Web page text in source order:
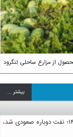
از مزارع ساحلی لنگرود
بيشتر ...
پیش بینی قیمت طلا، سکه و دلار جمعه ۱۶ مرداد ۱۴۰۵؛ نفت دوباره صعودی شد،